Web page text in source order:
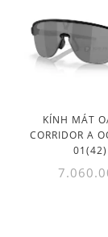
KÍNH MÁT
CORRIDOR A
01(42)